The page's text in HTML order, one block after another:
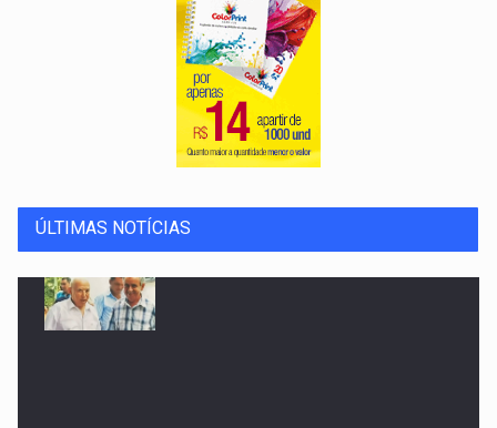
ÚLTIMAS NOTÍCIAS
Morre Israel Siqueira Campos: um dos grandes políticos